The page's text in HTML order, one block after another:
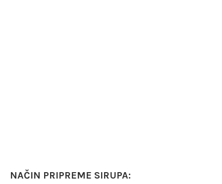
NAČIN PRIPREME SIRUPA: